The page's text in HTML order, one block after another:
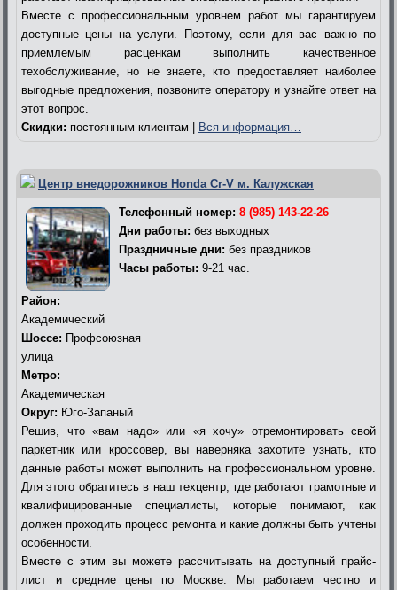
Вместе с профессиональным уровнем работ мы гарантируем
доступные цены на услуги. Поэтому, если для вас важно по
приемлемым расценкам выполнить качественное
техобслуживание, но не знаете, кто предоставляет наиболее
выгодные предложения, позвоните оператору и узнайте ответ на
этот вопрос.
Скидки: постоянным клиентам | Вся информация…
Центр внедорожников Honda Cr-V м. Калужская
Телефонный номер: 8 (985) 143-22-26
Дни работы: без выходных
Праздничные дни: без праздников
Часы работы: 9-21 час.
Район:
Академический
Шоссе: Профсоюзная
улица
Метро:
Академическая
Округ: Юго-Запаный
Решив, что «вам надо» или «я хочу» отремонтировать свой
паркетник или кроссовер, вы наверняка захотите узнать, кто
данные работы может выполнить на профессиональном уровне.
Для этого обратитесь в наш техцентр, где работают грамотные и
квалифицированные специалисты, которые понимают, как
должен проходить процесс ремонта и какие должны быть учтены
особенности.
Вместе с этим вы можете рассчитывать на доступный прайс-
лист и средние цены по Москве. Мы работаем честно и